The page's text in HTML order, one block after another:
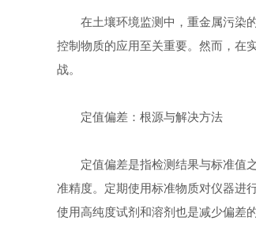
在土壤环境监测中，重金属污染的
控制物质的应用至关重要。然而，在
战。
定值偏差：根源与解决方法
定值偏差是指检测结果与标准值之
准精度。定期使用标准物质对仪器进
使用高纯度试剂和溶剂也是减少偏差